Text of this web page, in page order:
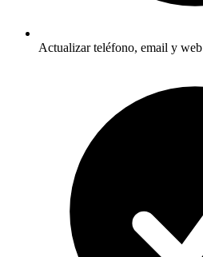
Actualizar teléfono, email y web